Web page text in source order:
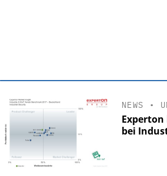
NEWS •
Experton
bei